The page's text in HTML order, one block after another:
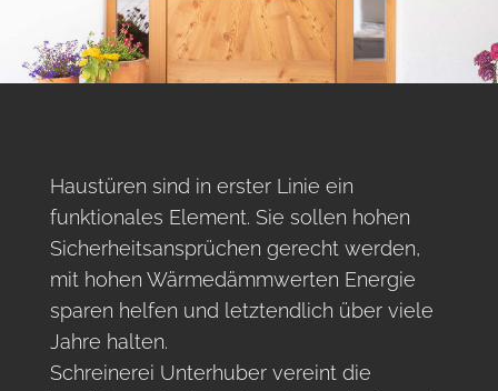
Haustüren sind in erster Linie ein
funktionales Element. Sie sollen hohen
Sicherheitsansprüchen gerecht werden,
mit hohen Wärmedämmwerten Energie
sparen helfen und letztendlich über viele
Jahre halten.
Schreinerei Unterhuber vereint die